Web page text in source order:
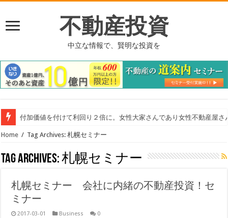
不動産投資
中立な情報で、賢明な投資を
付加価値を付けて利回り２倍に。女性大家さんであり女性不動産屋さ
Home / Tag Archives: 札幌セミナー
Tag Archives:札幌セミナー
札幌セミナー 会社に内緒の不動産投資！セ
ミナー
2017-03-01 Business 0